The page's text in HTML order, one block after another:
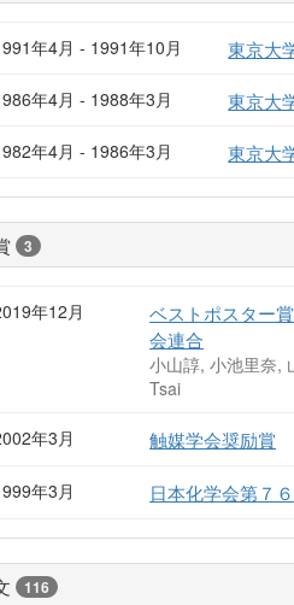
年4月 - 1991年10月 東京大
年4月 - 1988年3月 東京大
年4月 - 1986年3月 東京大
3
年12月
ベストポスター
会連合
小山諄, 小池里奈,
Tsai
年3月 触媒学会奨励賞
年3月 日本化学会第７
116